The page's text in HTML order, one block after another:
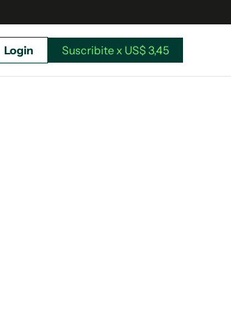
Login Suscribite x US$ 3,45